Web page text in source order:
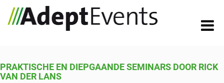
PRAKTISCHE EN DIEPGAANDE SEMINARS DOOR RICK
VAN DER LANS